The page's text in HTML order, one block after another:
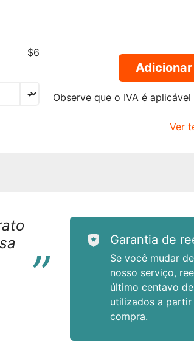
$6
Observe que o IVA é
Ver
“ Garantia de
Se você mudar
nosso serviço,
último centavo
utilizados a partir
compra.